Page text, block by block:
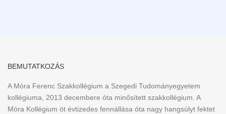
BEMUTATKOZÁS
A Móra Ferenc Szakkollégium a Szegedi Tudományegyetem
kollégiuma, 2013 decembere óta minősített szakkollégium. A
Móra Kollégium öt évtizedes fennállása óta nagy hangsúlyt fektet